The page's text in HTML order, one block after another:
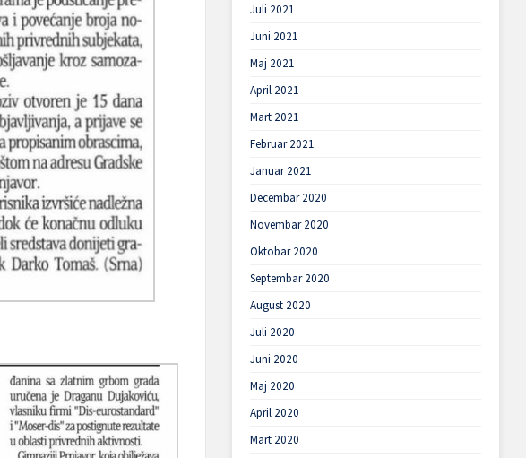
Juli 2021
Juni 2021
Maj 2021
April 2021
Mart 2021
Februar 2021
Januar 2021
Decembar 2020
Novembar 2020
Oktobar 2020
Septembar 2020
August 2020
Juli 2020
Juni 2020
Maj 2020
April 2020
Mart 2020